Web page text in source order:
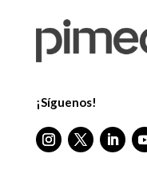
¡Síguenos!